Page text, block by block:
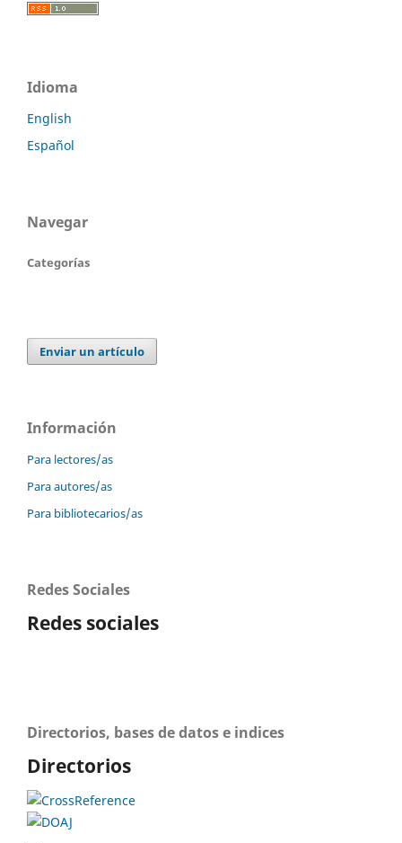
Idioma
English
Español
Navegar
Categorías
Enviar un artículo
Información
Para lectores/as
Para autores/as
Para bibliotecarios/as
Redes Sociales
Redes sociales
Directorios, bases de datos e indices
Directorios